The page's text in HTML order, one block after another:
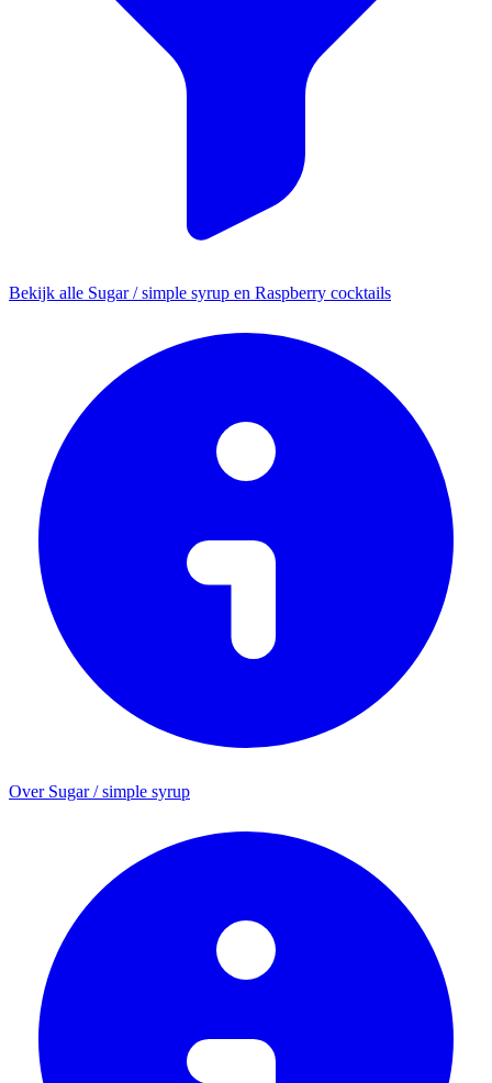
Bekijk alle Sugar / simple syrup en Raspberry cocktails
Over Sugar / simple syrup